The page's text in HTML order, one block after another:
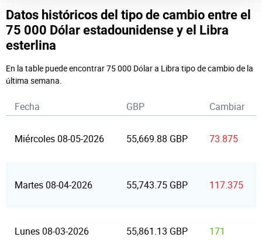
Datos históricos del tipo de cambio entre el
75 000 Dólar estadounidense y el Libra
esterlina
En la table puede encontrar 75 000 Dólar a Libra tipo de cambio de la
última semana.
Fecha GBP Cambiar
Miércoles 08-05-2026 55,669.88 GBP 73.875
Martes 08-04-2026 55,743.75 GBP 117.375
Lunes 08-03-2026 55,861.13 GBP 171